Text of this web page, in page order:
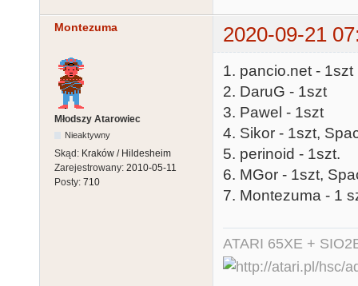
Montezuma 2020-09-21
Młodszy Atarowiec
Nieaktywny
Skąd: Kraków / Hildesheim
Zarejestrowany: 2010-05-11
Posty: 710
1. pancio.net - 1szt
2. DaruG - 1szt
3. Pawel - 1szt
4. Sikor - 1szt,
5. perinoid - 1szt.
6. MGor - 1szt,
7. Montezuma - 1
ATARI 65XE +